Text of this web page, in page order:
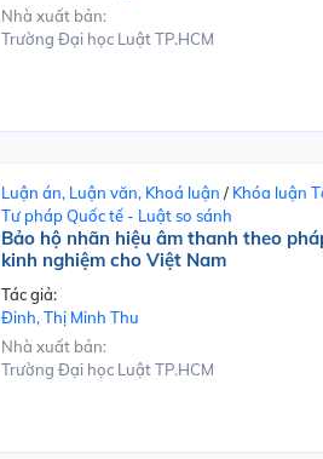
Nhà xuất bản:
Trường Đại học Luật TP.HCM
Luận án, Luận văn, Khoá luận / Khóa luận
Tư pháp Quốc tế - Luật so sánh
Bảo hộ nhãn hiệu âm thanh theo
kinh nghiệm cho Việt Nam
Tác giả:
Đinh, Thị Minh Thu
Nhà xuất bản:
Trường Đại học Luật TP.HCM